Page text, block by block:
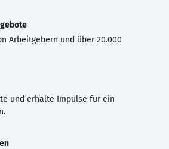
Arbeitgebern und über 20.000
und erhalte Impulse für ein